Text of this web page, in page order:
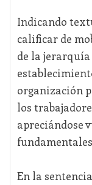
Indicando
calificar de
de la jerarquía
organización
los
apreciándose
En la